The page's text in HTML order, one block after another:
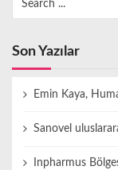
for:
Son Yazılar
Emin Kaya,
Sanovel
Inpharmus